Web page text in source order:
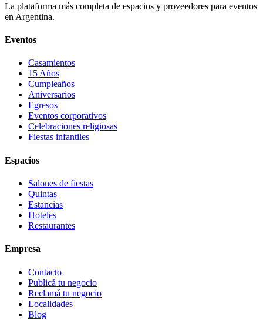
La plataforma más completa de espacios y proveedores para eventos
en Argentina.
Eventos
Casamientos
15 Años
Cumpleaños
Aniversarios
Egresos
Eventos corporativos
Celebraciones religiosas
Fiestas infantiles
Espacios
Salones de fiestas
Quintas
Estancias
Hoteles
Restaurantes
Empresa
Contacto
Publicá tu negocio
Reclamá tu negocio
Localidades
Blog